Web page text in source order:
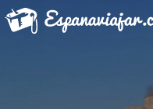
Saltar